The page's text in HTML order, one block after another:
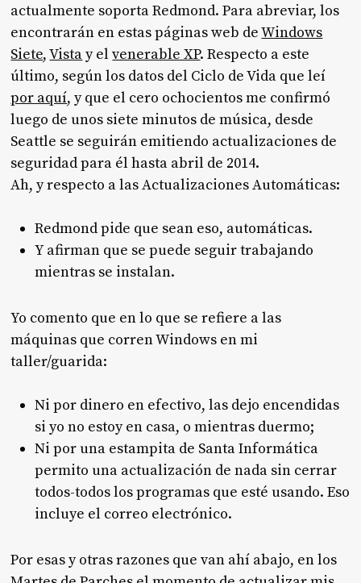
actualmente soporta Redmond. Para abreviar, los
encontrarán en estas páginas web deWindows
Siete,Vistay elvenerable XP. Respecto a este
último, según los datos del Ciclo de Vida que leí
por aquí, y que el cero ochocientos me confirmó
luego de unos siete minutos de música, desde
Seattle se seguirán emitiendo actualizaciones de
seguridad para él hasta abril de 2014.
Ah, y respecto a las Actualizaciones Automáticas:
Redmond pide que sean eso, automáticas.
Y afirman que se puede seguir trabajando
mientras se instalan.
Yo comento que en lo que se refiere a las
máquinas que corren Windows en mi
taller/guarida:
Ni por dinero en efectivo, las dejo encendidas
si yo no estoy en casa, o mientras duermo;
Ni por una estampita de Santa Informática
permito una actualización de nada sin cerrar
todos-todos los programas que esté usando. Eso
incluye el correo electrónico.
Por esas y otras razones que van ahí abajo, en los